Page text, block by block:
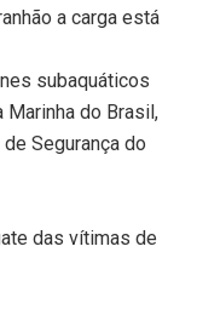
a carga está
subaquáticos
Marinha do Brasil,
Segurança do
das vítimas de